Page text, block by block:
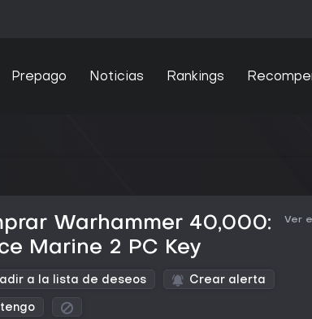
Prepago Noticias Rankings
Warhammer 40,000:
Marine 2 PC Key
Ver
a la lista de deseos Crear alerta
tengo